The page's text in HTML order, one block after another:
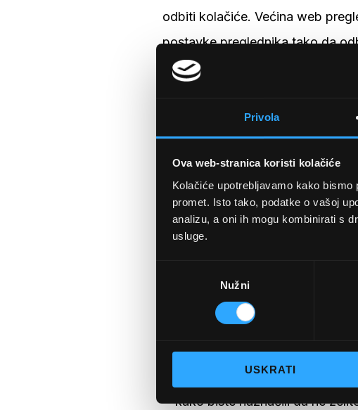
Privola
Ova web-stranica koristi kolačiće
Kolačiće upotrebljavamo kako
promet. Isto tako, podatke o vašoj
analizu, a oni ih mogu kombinirati s
usluge.
Nužni
USKRATI
odbiti kolačiće. Većina web
postavke preglednika tako da
web stranicu.
Veze na druge web
tom drugom web lokacijom.
koje pružite tijekom posjete
Kontrola vaših osobnih
kad god se od vas zatraži da
kako biste naznačili da ne